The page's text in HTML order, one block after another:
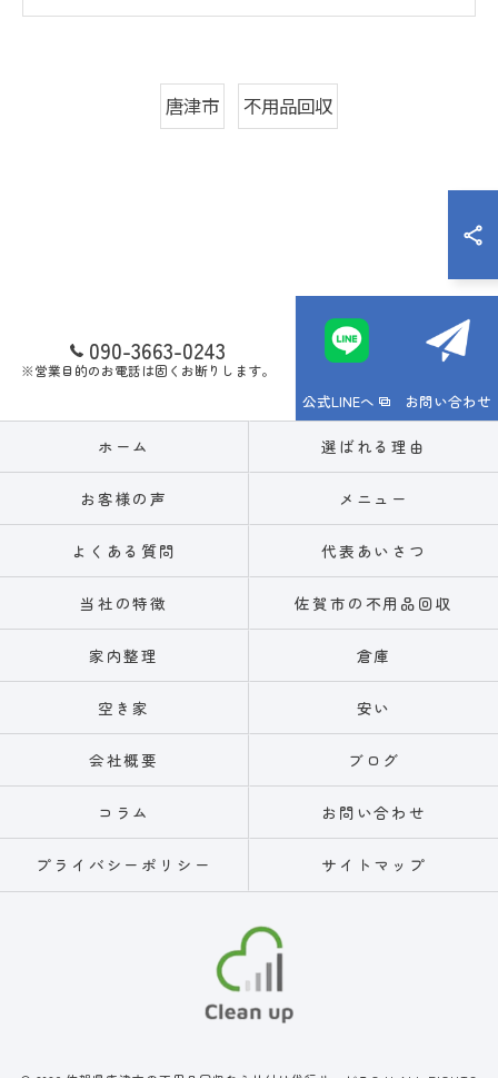
唐津市 不用品回収
090-3663-0243
※営業目的のお電話は固くお断りします。
公式LINEへ お問い合わせ
ホーム 選ばれる理由
お客様の声 メニュー
よくある質問 代表あいさつ
当社の特徴 佐賀市の不用品回収
家内整理 倉庫
空き家 安い
会社概要 ブログ
コラム お問い合わせ
プライバシーポリシー サイトマップ